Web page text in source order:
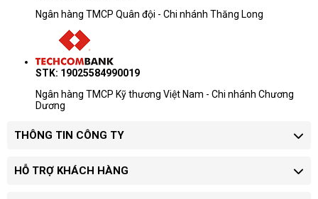
Ngân hàng TMCP Quân đội - Chi nhánh Thăng Long
STK: 19025584990019
Ngân hàng TMCP Kỹ thương Việt Nam - Chi nhánh Chương
Dương
THÔNG TIN CÔNG TY
HỖ TRỢ KHÁCH HÀNG